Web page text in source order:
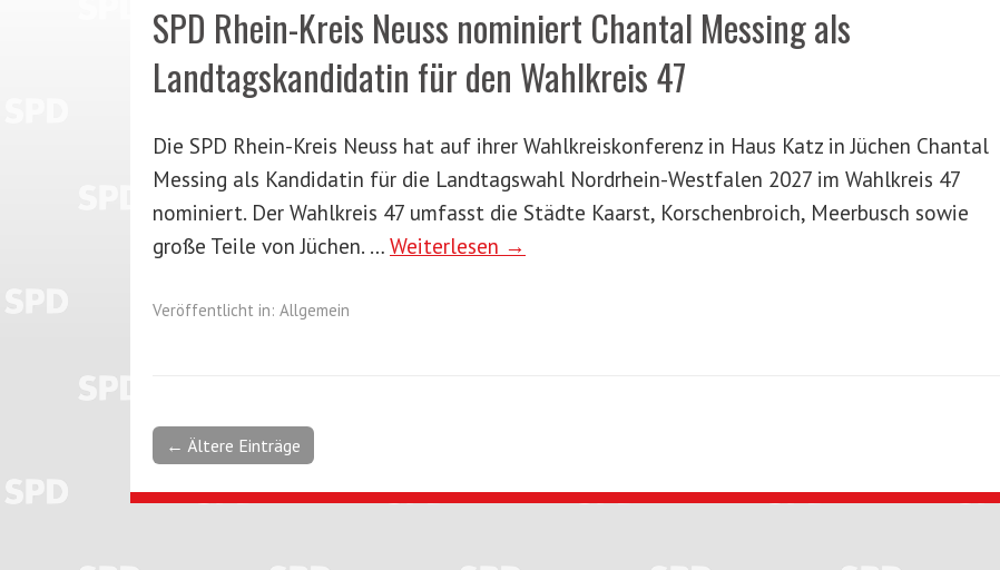
SPD Rhein-Kreis Neuss nominiert Chantal Messing als
Landtagskandidatin für den Wahlkreis 47
Die SPD Rhein-Kreis Neuss hat auf ihrer Wahlkreiskonferenz in Haus Katz in Jüchen Chantal
Messing als Kandidatin für die Landtagswahl Nordrhein-Westfalen 2027 im Wahlkreis 47
nominiert. Der Wahlkreis 47 umfasst die Städte Kaarst, Korschenbroich, Meerbusch sowie
große Teile von Jüchen. … Weiterlesen →
Veröffentlicht in: Allgemein
← Ältere Einträge